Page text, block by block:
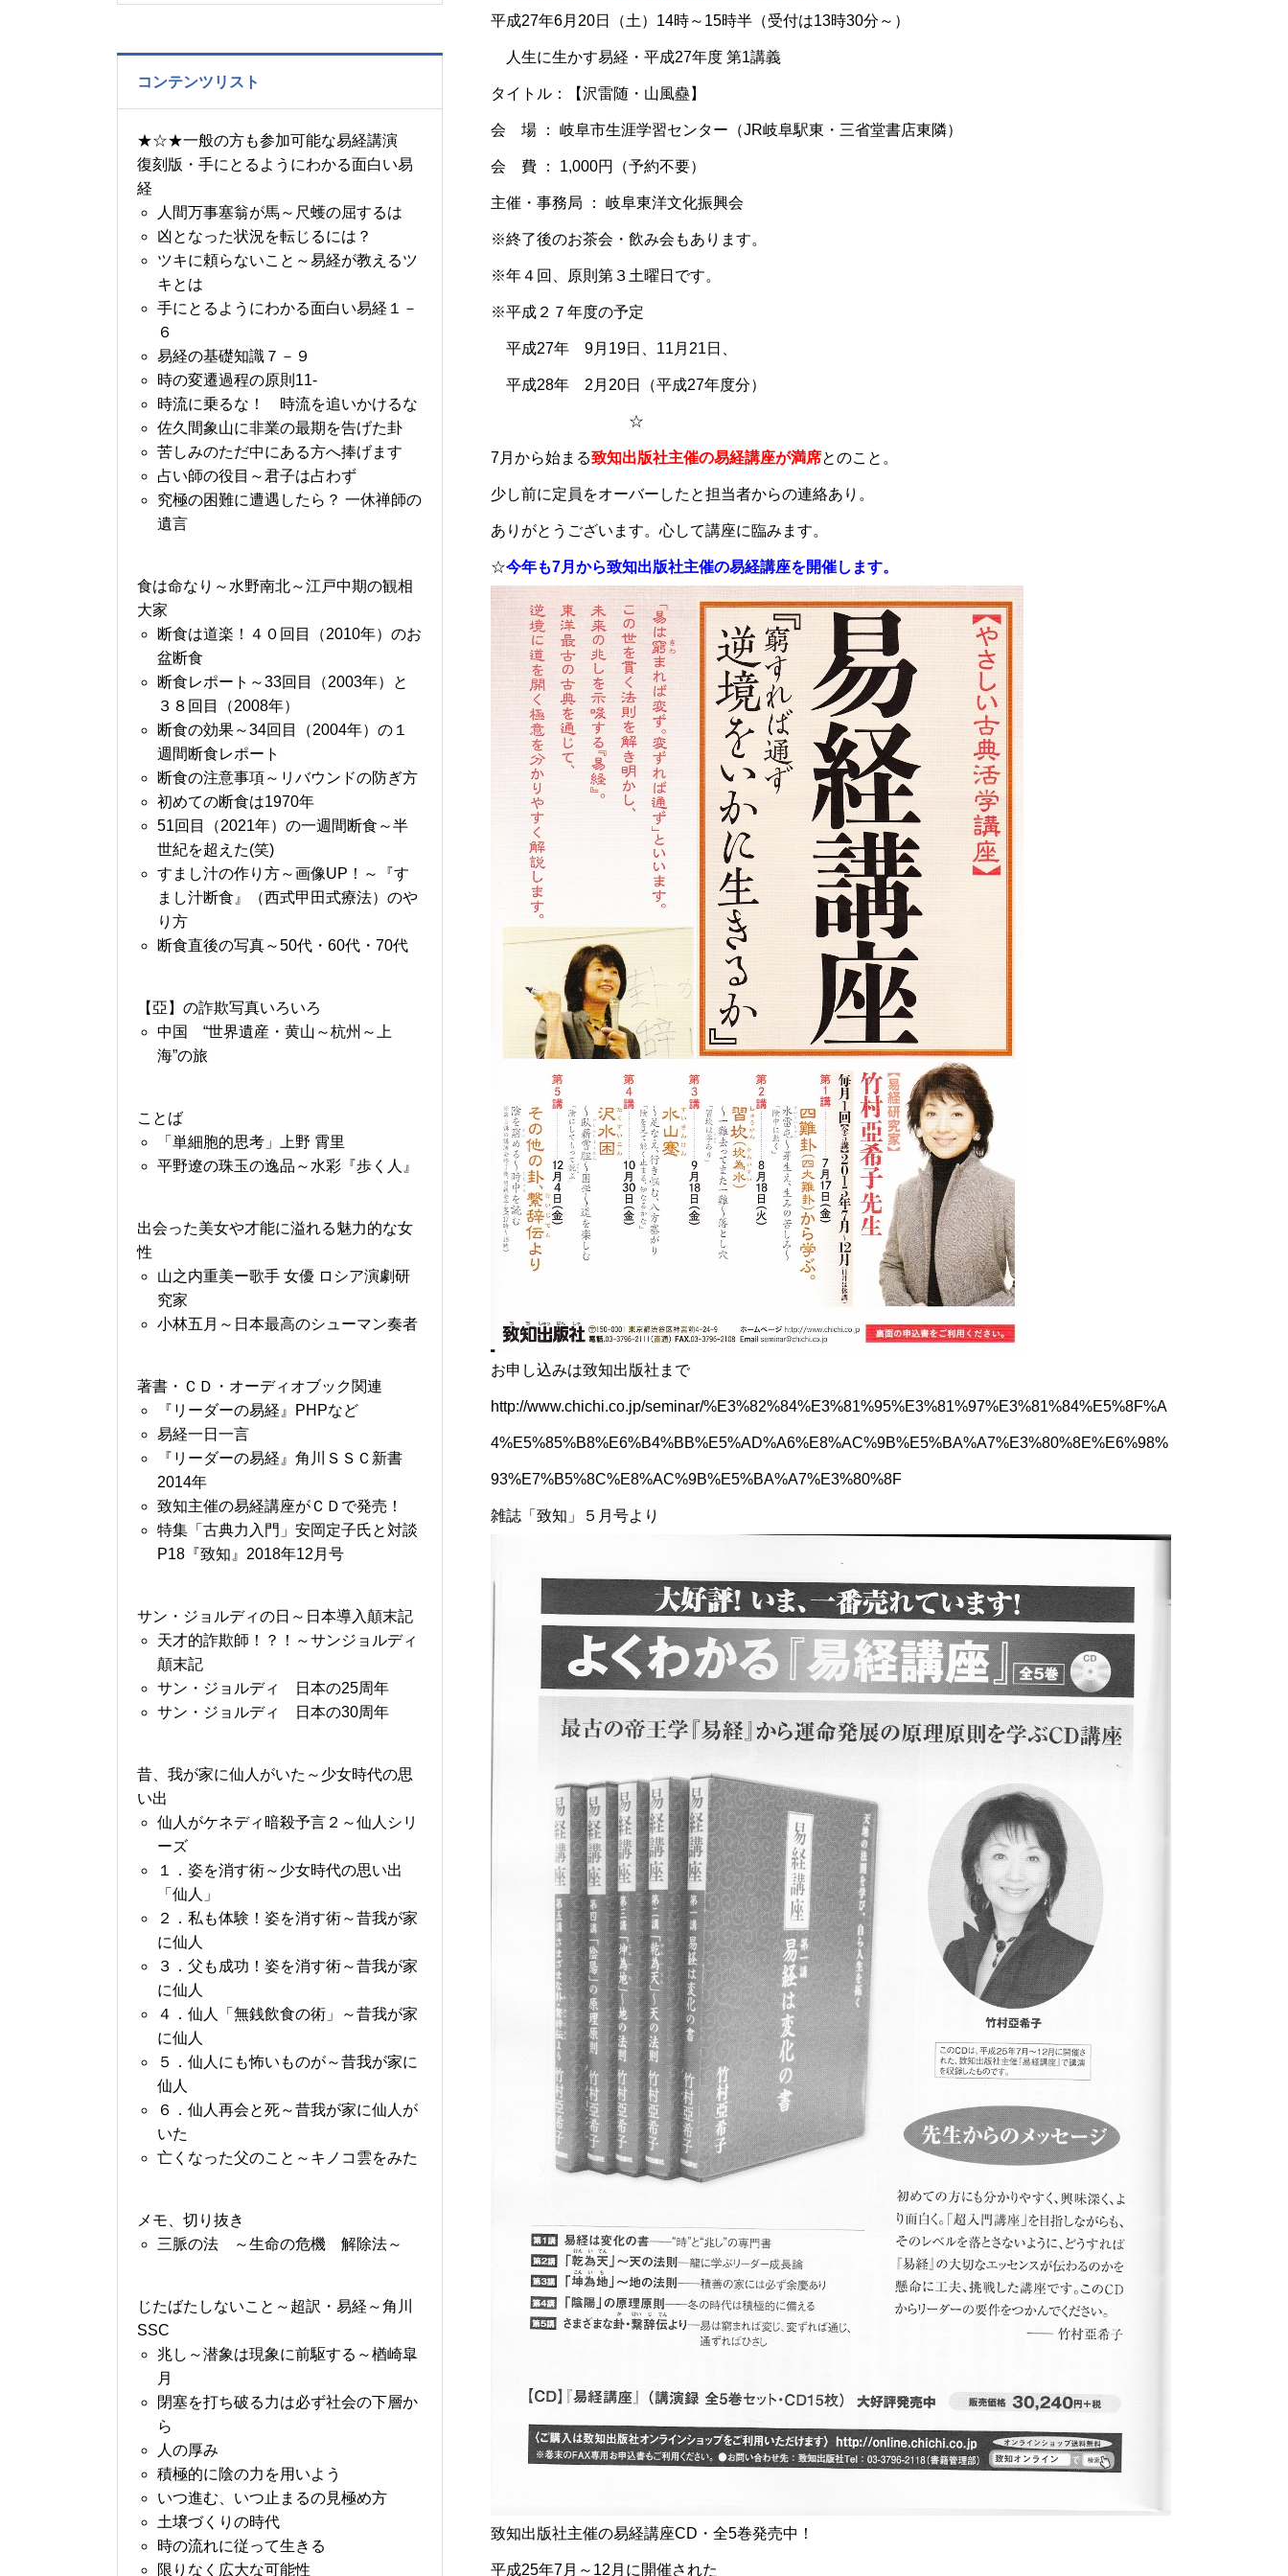
平成27年6月20日（土）14時～15時半（受付は13時30分～）
人生に生かす易経・平成27年度 第1講義
タイトル：【沢雷随・山風蠱】
会 場 ： 岐阜市生涯学習センター（JR岐阜駅東・三省堂書店東隣）
会 費 ： 1,000円（予約不要）
主催・事務局 ： 岐阜東洋文化振興会
※終了後のお茶会・飲み会もあります。
※年４回、原則第３土曜日です。
※平成２７年度の予定
平成27年 9月19日、11月21日、
平成28年 2月20日（平成27年度分）
☆
7月から始まる致知出版社主催の易経講座が満席とのこと。
少し前に定員をオーバーしたと担当者からの連絡あり。
ありがとうございます。心して講座に臨みます。
☆今年も7月から致知出版社主催の易経講座を開催します。
お申し込みは致知出版社まで
http://www.chichi.co.jp/seminar/%E3%82%84%E3%81%95%E3%81%97%E3%81%84%E5%8F%A
4%E5%85%B8%E6%B4%BB%E5%AD%A6%E8%AC%9B%E5%BA%A7%E3%80%8E%E6%98%
93%E7%B5%8C%E8%AC%9B%E5%BA%A7%E3%80%8F
雑誌「致知」５月号より
致知出版社主催の易経講座CD・全5巻発売中！
平成25年7月～12月に開催された
コンテンツリスト
★☆★一般の方も参加可能な易経講演
復刻版・手にとるようにわかる面白い易
経
人間万事塞翁が馬～尺蠖の屈するは
凶となった状況を転じるには？
ツキに頼らないこと～易経が教えるツ
キとは
手にとるようにわかる面白い易経１－
６
易経の基礎知識７－９
時の変遷過程の原則11-
時流に乗るな！ 時流を追いかけるな
佐久間象山に非業の最期を告げた卦
苦しみのただ中にある方へ捧げます
占い師の役目～君子は占わず
究極の困難に遭遇したら？ 一休禅師の
遺言
食は命なり～水野南北～江戸中期の観相
大家
断食は道楽！４０回目（2010年）のお
盆断食
断食レポート～33回目（2003年）と
３８回目（2008年）
断食の効果～34回目（2004年）の１
週間断食レポート
断食の注意事項～リバウンドの防ぎ方
初めての断食は1970年
51回目（2021年）の一週間断食～半
世紀を超えた(笑)
すまし汁の作り方～画像UP！～『す
まし汁断食』（西式甲田式療法）のや
り方
断食直後の写真～50代・60代・70代
【亞】の詐欺写真いろいろ
中国 “世界遺産・黄山～杭州～上
海”の旅
ことば
「単細胞的思考」上野 霄里
平野遼の珠玉の逸品～水彩『歩く人』
出会った美女や才能に溢れる魅力的な女
性
山之内重美ー歌手 女優 ロシア演劇研
究家
小林五月～日本最高のシューマン奏者
著書・ＣＤ・オーディオブック関連
『リーダーの易経』PHPなど
易経一日一言
『リーダーの易経』角川ＳＳＣ新書
2014年
致知主催の易経講座がＣＤで発売！
特集「古典力入門」安岡定子氏と対談
P18『致知』2018年12月号
サン・ジョルディの日～日本導入顛末記
天才的詐欺師！？！～サンジョルディ
顛末記
サン・ジョルディ 日本の25周年
サン・ジョルディ 日本の30周年
昔、我が家に仙人がいた～少女時代の思
い出
仙人がケネディ暗殺予言２～仙人シリ
ーズ
１．姿を消す術～少女時代の思い出
「仙人」
２．私も体験！姿を消す術～昔我が家
に仙人
３．父も成功！姿を消す術～昔我が家
に仙人
４．仙人「無銭飲食の術」～昔我が家
に仙人
５．仙人にも怖いものが～昔我が家に
仙人
６．仙人再会と死～昔我が家に仙人が
いた
亡くなった父のこと～キノコ雲をみた
メモ、切り抜き
三脈の法 ～生命の危機 解除法～
じたばたしないこと～超訳・易経～角川
SSC
兆し～潜象は現象に前駆する～楢崎皐
月
閉塞を打ち破る力は必ず社会の下層か
ら
人の厚み
積極的に陰の力を用いよう
いつ進む、いつ止まるの見極め方
土壌づくりの時代
時の流れに従って生きる
限りなく広大な可能性